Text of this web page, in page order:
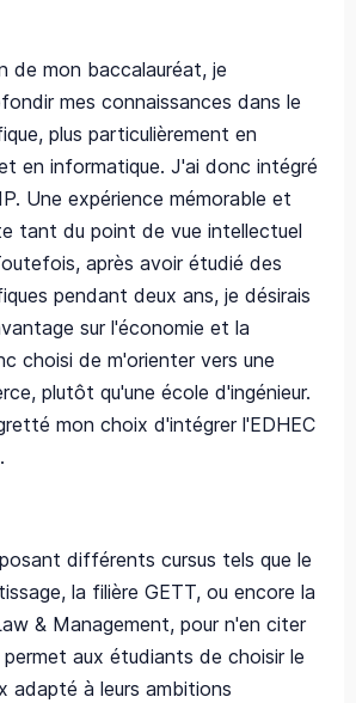
de mon baccalauréat, je
mes connaissances dans le
plus particulièrement en
en informatique. J'ai donc intégré
Une expérience mémorable et
tant du point de vue intellectuel
après avoir étudié des
pendant deux ans, je désirais
sur l'économie et la
choisi de m'orienter vers une
plutôt qu'une école d'ingénieur.
mon choix d'intégrer l'EDHEC
différents cursus tels que le
la filière GETT, ou encore la
& Management, pour n'en citer
aux étudiants de choisir le
adapté à leurs ambitions